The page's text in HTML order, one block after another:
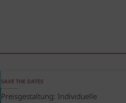
SAVE THE DATES
Preisgestaltung: Individuelle